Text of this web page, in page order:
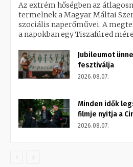
Az extrém hőségben az
termelnek a Magyar Máltai
szociális naperőművei. A
a napokban egy Tiszafüred
Jubileumot
fesztiválja
2026.08.07.
Minden idők
filmje nyitja a
2026.08.07.